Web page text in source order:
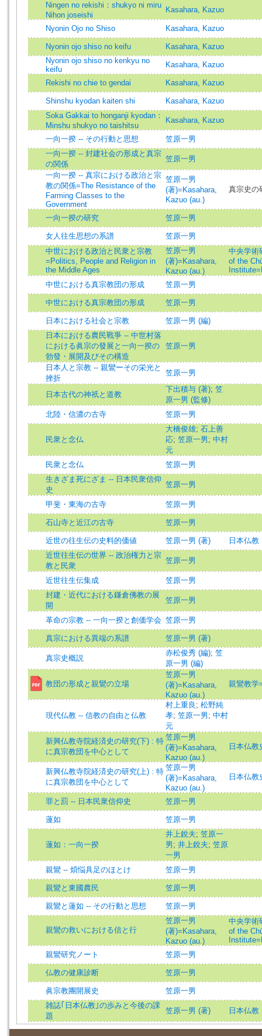
Ningen no rekishi：shukyo ni miru
Nihon joseishi
Kasahara, Kazuo
Nyonin Ojo no Shiso Kasahara, Kazuo
Nyonin ojo shiso no keifu
Kasahara, Kazuo
Nyonin ojo shiso no kenkyu no
keifu
Kasahara, Kazuo
Rekishi no chie to gendai Kasahara, Kazuo
Shinshu kyodan kaiten shi
Kasahara, Kazuo
Soka Gakkai to honganji kyodan：
Minshu shukyo no taishitsu
Kasahara, Kazuo
一向一揆 -- その行動と思想
笠原一男
一向一揆 -- 封建社会の形成と真宗
の関係
笠原一男
一向一揆 -- 真宗における政治と宗
教の関係=The Resistance of the
Farming Classes to the
Government
笠原一男
(著)=Kasahara,
Kazuo (au.)
真宗史の
一向一揆の研究 笠原一男
女人往生思想の系譜
笠原一男
中世における政治と民衆と宗教
=Politics, People and Religion in
the Middle Ages
笠原一男
(著)=Kasahara,
Kazuo (au.)
中央学術
of the
中世における真宗教団の形成
笠原一男
中世における真宗教団の形成 笠原一男
日本における社会と宗教
笠原一男 (編)
日本における農民戰爭 -- 中世村落
における眞宗の發展と一向一揆の
勃發・展開及びその構造
笠原一男
日本人と宗教 -- 親鸞ーその栄光と
挫折
笠原一男
日本古代の神祇と道教
下出積与 (著); 笠
原一男 (監修)
北陸・信濃の古寺
笠原一男
民衆と念仏
大橋俊雄; 石上善
応; 笠原一男 ; 中村
元
民衆と念仏
笠原一男
生きざま死にざま -- 日本民衆信仰
史
笠原一男
甲斐・東海の古寺 笠原一男
石山寺と近江の古寺 笠原一男
近世の往生伝の史料的価値 笠原一男 (著)
日本仏教
近世往生伝の世界 -- 政治権力と宗
教と民衆
笠原一男
近世往生伝集成
笠原一男
封建・近代における鎌倉佛教の展
開
笠原一男
革命の宗教 -- 一向一揆と創価学会 笠原一男
真宗における異端の系譜 笠原一男 (著)
真宗史概説
赤松俊秀 (編); 笠
原一男 (編)
教団の形成と親鸞の立場
笠原一男
(著)=Kasahara,
Kazuo (au.)
親鸞教学
現代仏教 -- 信教の自由と仏教
村上重良 ; 松野純
孝; 笠原一男; 中村
元
新興仏教寺院経済史の研究(下) : 特
に真宗教団を中心として
笠原一男
(著)=Kasahara,
Kazuo (au.)
日本仏教
新興仏教寺院経済史の研究(上) : 特
に真宗教団を中心として
笠原一男
(著)=Kasahara,
Kazuo (au.)
日本仏教
罪と罰 -- 日本民衆信仰史 笠原一男
蓮如 笠原一男
蓮如：一向一揆
井上銳夫; 笠原一
男 ; 井上銳夫; 笠原
一男
親鸞 -- 煩悩具足のほとけ
笠原一男
親鸞と東國農民 笠原一男
親鸞と蓮如 -- その行動と思想 笠原一男
親鸞の救いにおける信と行
笠原一男
(著)=Kasahara,
Kazuo (au.)
中央学術
of the
親鸞研究ノート
笠原一男
仏教の健康診断 笠原一男
眞宗教團開展史
笠原一男
雑誌｢日本仏教｣の歩みと今後の課
題
笠原一男 (著) 日本仏教